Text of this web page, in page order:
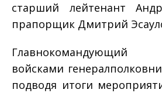
старший лейтенант
прапорщик Дмитрий
Главнокомандующий
войсками
подводя итоги